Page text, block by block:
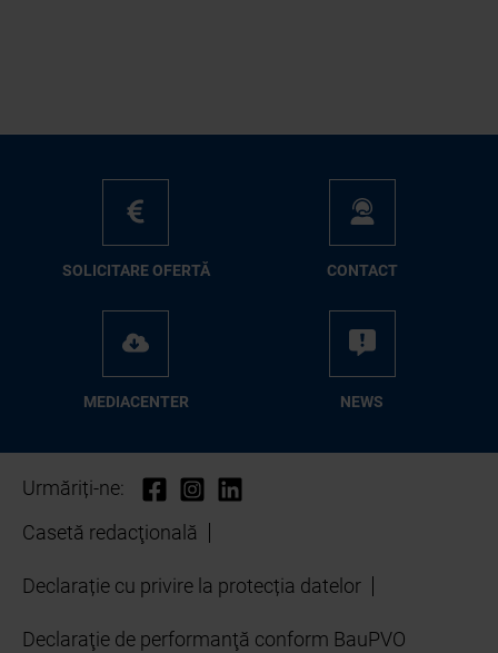
SO­LI­CI­TA­RE OFER­TĂ CON­TA­CT
ME­D­IA­CEN­TER NEWS
Urmăriți-ne:
Casetă redacţională
Declarație cu privire la protecția datelor
Declaraţie de performanţă conform BauPVO